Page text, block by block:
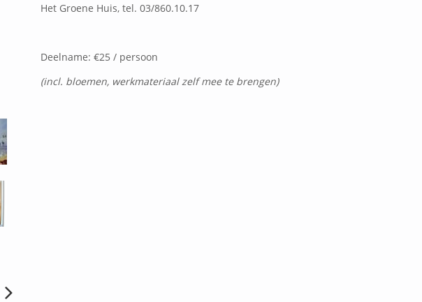
Het Groene Huis, tel. 03/860.10.17
Deelname: €25 / persoon
(incl. bloemen, werkmateriaal zelf mee te brengen)